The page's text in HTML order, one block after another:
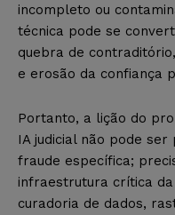
incompleto ou
técnica pode se
quebra de
e erosão da confiança
Portanto, a lição do
IA judicial não pode
fraude específica;
infraestrutura crítica da
curadoria de dados,